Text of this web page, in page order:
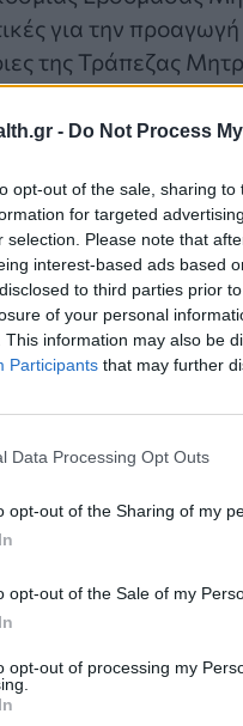
- Do Not Process
opt-out of the sale, sharing
for targeted
selection. Please note that
interest-based ads based
to third parties prior
of your personal
This information may also be
Participants that may further
Data Processing Opt Outs
opt-out of the Sharing of my
opt-out of the Sale of my
opt-out of processing my
για την
της Τράπεζας
σε ερωτήματα,
της
θετικά στην
με την
ζωής και στόχο της
για την
Το υποστηρικτικό
αποτελεί τη